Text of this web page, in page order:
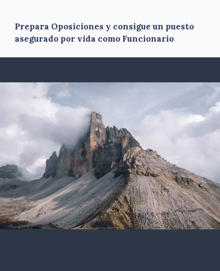
Prepara Oposiciones y consigue un puesto
asegurado por vida como Funcionario